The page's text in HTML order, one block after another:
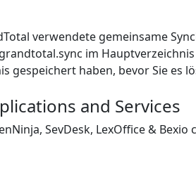
verwendete gemeinsame
im
gespeichert haben, bevor Sie es
and Services
SevDesk, LexOffice &